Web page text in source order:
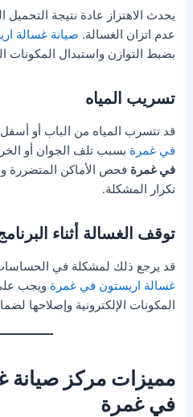
يحدث الاهتزاز عادة نتيجة التحميل
عدم اتزان الغسالة. صيانة غسالة
بضبط التوازن واستبدال المكونات
تسريب المياه
قد تتسرب المياه من الباب أو أسفل
في غمرة بسبب تلف الجوان أو
في غمرة فحص الأماكن المتضررة
تكرار المشكلة.
توقف الغسالة أثناء
قد يرجع ذلك لمشكلة في
غسالة اريستون في غمرة ويجب
المكونات الإلكترونية وإصلاحها
مميزات مركز صيانة
في غمرة